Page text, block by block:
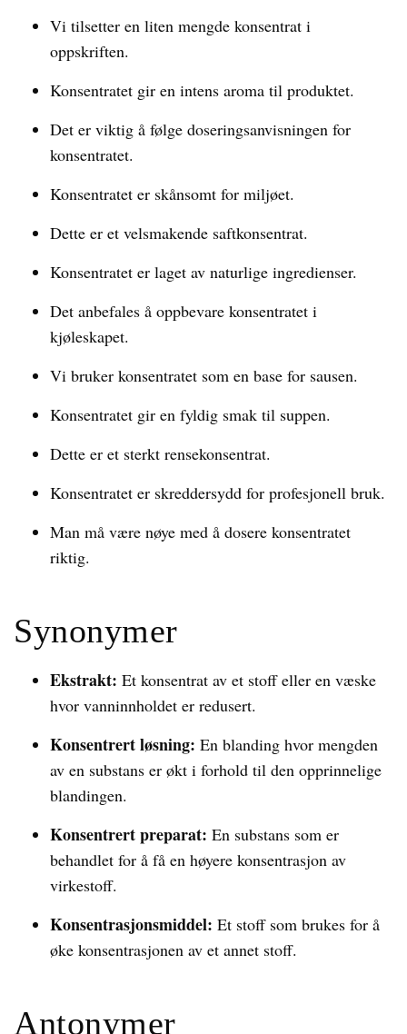
Vi tilsetter en liten mengde konsentrat i
oppskriften.
Konsentratet gir en intens aroma til produktet.
Det er viktig å følge doseringsanvisningen for
konsentratet.
Konsentratet er skånsomt for miljøet.
Dette er et velsmakende saftkonsentrat.
Konsentratet er laget av naturlige ingredienser.
Det anbefales å oppbevare konsentratet i
kjøleskapet.
Vi bruker konsentratet som en base for sausen.
Konsentratet gir en fyldig smak til suppen.
Dette er et sterkt rensekonsentrat.
Konsentratet er skreddersydd for profesjonell bruk.
Man må være nøye med å dosere konsentratet
riktig.
Synonymer
Ekstrakt: Et konsentrat av et stoff eller en væske
hvor vanninnholdet er redusert.
Konsentrert løsning: En blanding hvor mengden
av en substans er økt i forhold til den opprinnelige
blandingen.
Konsentrert preparat: En substans som er
behandlet for å få en høyere konsentrasjon av
virkestoff.
Konsentrasjonsmiddel: Et stoff som brukes for å
øke konsentrasjonen av et annet stoff.
Antonymer